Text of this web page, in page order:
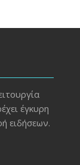
έγκυρη
ειδήσεων.